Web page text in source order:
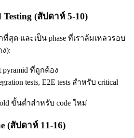
Testing (สัปดาห์ 5-10)
ที่สุด และเป็น phase ที่เราล้มเหลวรอบ
):
pyramid ที่ถูกต้อง
tests, E2E tests สำหรับ critical
ขั้นต่ำสำหรับ code ใหม่
(สัปดาห์ 11-16)